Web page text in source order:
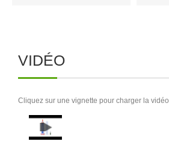
VIDÉO
Cliquez sur une vignette pour charger la vidéo